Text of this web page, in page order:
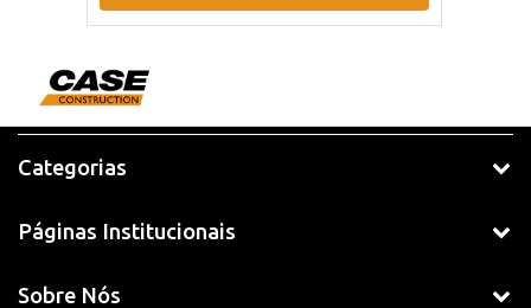
Categorias
Páginas Institucionais
Sobre Nós